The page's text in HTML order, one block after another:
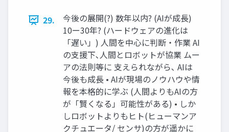
29.
今後の展開(?) 数年以内? (AIが成長)
10ー30年? (ハードウェアの進化は
「遅い」) 人間を中心に判断・作業 AI
の支援下､人間とロボットが協業 ムー
アの法則等に 支えられながら､ AIは
今後も成長 • AIが現場のノウハウや情
報を本格的に学ぶ (人間よりもAIの方
が「賢くなる」可能性がある) • しか
しロボットよりもヒト(ヒューマンア
クチュエータ/ センサ)の方が遥かに